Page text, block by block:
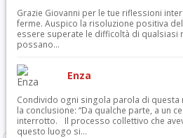
Grazie Giovanni per le tue riflessioni
ferme. Auspico la risoluzione positiva
essere superate le difficoltà di qualsiasi
possano...
Enza
Condivido ogni singola parola di questa
la conclusione: “Da qualche parte, a un
interrotto. Il processo collettivo che
questo luogo si...